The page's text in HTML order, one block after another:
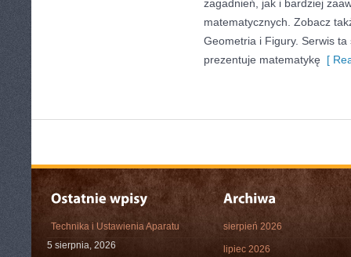
zagadnień, jak i bardziej
matematycznych. Zobacz
Geometria i Figury. Serwis
prezentuje matematykę [
Technika i Ustawienia Aparatu
5 sierpnia, 2026
sierpień 2026
lipiec 2026